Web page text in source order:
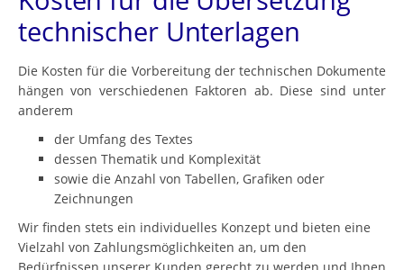
technischer Unterlagen
Die Kosten für die Vorbereitung der technischen Dokumente
hängen von verschiedenen Faktoren ab. Diese sind unter
anderem
der Umfang des Textes
dessen Thematik und Komplexität
sowie die Anzahl von Tabellen, Grafiken oder
Zeichnungen
Wir finden stets ein individuelles Konzept und bieten eine
Vielzahl von Zahlungsmöglichkeiten an, um den